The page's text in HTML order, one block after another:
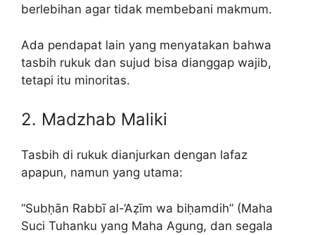
berlebihan agar tidak membebani makmum.
Ada pendapat lain yang menyatakan bahwa
tasbih rukuk dan sujud bisa dianggap wajib,
tetapi itu minoritas.
2. Madzhab Maliki
Tasbih di rukuk dianjurkan dengan lafaz
apapun, namun yang utama:
“Subḥān Rabbī al-‘Aẓīm wa biḥamdih” (Maha
Suci Tuhanku yang Maha Agung, dan segala